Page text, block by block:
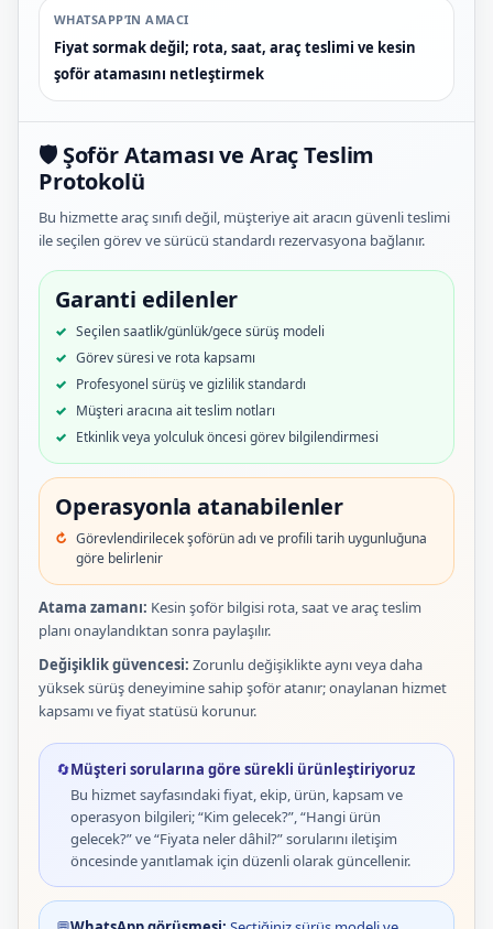
WHATSAPP’IN AMACI
Fiyat sormak değil; rota, saat, araç teslimi ve kesin
şoför atamasını netleştirmek
🛡️ Şoför Ataması ve Araç Teslim
Protokolü
Bu hizmette araç sınıfı değil, müşteriye ait aracın güvenli teslimi
ile seçilen görev ve sürücü standardı rezervasyona bağlanır.
Garanti edilenler
Seçilen saatlik/günlük/gece sürüş modeli
Görev süresi ve rota kapsamı
Profesyonel sürüş ve gizlilik standardı
Müşteri aracına ait teslim notları
Etkinlik veya yolculuk öncesi görev bilgilendirmesi
Operasyonla atanabilenler
Görevlendirilecek şoförün adı ve profili tarih uygunluğuna
göre belirlenir
Atama zamanı: Kesin şoför bilgisi rota, saat ve araç teslim
planı onaylandıktan sonra paylaşılır.
Değişiklik güvencesi: Zorunlu değişiklikte aynı veya daha
yüksek sürüş deneyimine sahip şoför atanır; onaylanan hizmet
kapsamı ve fiyat statüsü korunur.
🔄Müşteri sorularına göre sürekli ürünleştiriyoruz
Bu hizmet sayfasındaki fiyat, ekip, ürün, kapsam ve
operasyon bilgileri; “Kim gelecek?”, “Hangi ürün
gelecek?” ve “Fiyata neler dâhil?” sorularını iletişim
öncesinde yanıtlamak için düzenli olarak güncellenir.